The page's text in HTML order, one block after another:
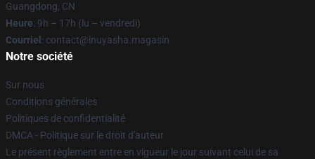
Guangdong, CN
Heure: 9h – 17h (lu – vendredi)
Courriel : contact@inuyasha.magasin
Notre société
Sur nous
Conditions générales
Politiques de confidentialité
DMCA - Politique sur le droit d'auteur
Le présent règlement entre en vigueur le jour suivant celui de sa